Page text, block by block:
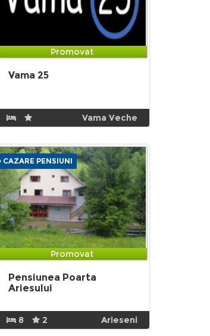
Promovat
Vama 25
Vama Veche
CAZARE PENSIUNI
Promovat
Pensiunea Poarta
Ariesului
8 2 Arieseni